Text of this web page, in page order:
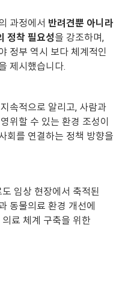
과정에서 반려견뿐 아니라
정착 필요성을 강조하며,
정부 역시 보다 체계적인
제시했습니다.
속적으로 알리고, 사람과
위할 수 있는 환경 조성이
회를 연결하는 정책 방향을
임상 현장에서 축적된
동물의료 환경 개선에
료 체계 구축을 위한